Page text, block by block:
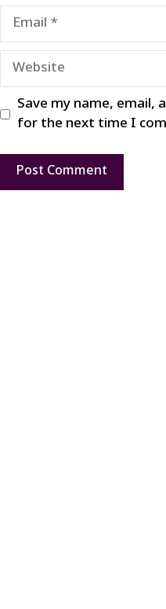
Email
Website
Save my name, email,
for the next time I